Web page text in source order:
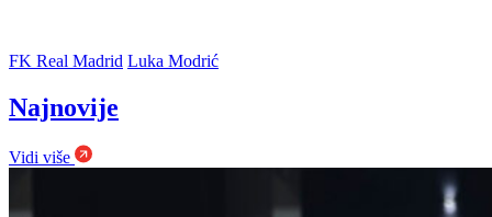
FK Real Madrid Luka Modrić
Najnovije
Vidi više